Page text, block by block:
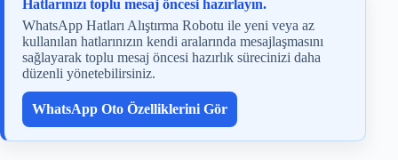
Hatlarınızı toplu mesaj öncesi hazırlayın.
WhatsApp Hatları Alıştırma Robotu ile yeni veya az
kullanılan hatlarınızın kendi aralarında mesajlaşmasını
sağlayarak toplu mesaj öncesi hazırlık sürecinizi daha
düzenli yönetebilirsiniz.
WhatsApp Oto Özelliklerini Gör